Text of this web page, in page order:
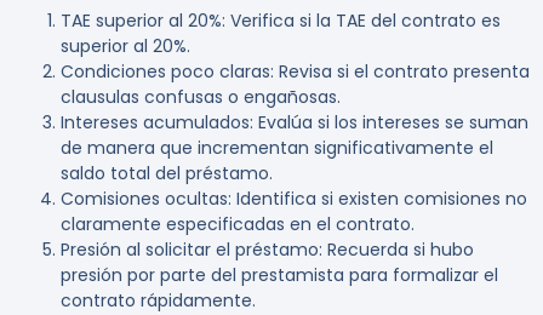
TAE superior al 20%: Verifica si la TAE del contrato es
superior al 20%.
Condiciones poco claras: Revisa si el contrato presenta
clausulas confusas o engañosas.
Intereses acumulados: Evalúa si los intereses se suman
de manera que incrementan significativamente el
saldo total del préstamo.
Comisiones ocultas: Identifica si existen comisiones no
claramente especificadas en el contrato.
Presión al solicitar el préstamo: Recuerda si hubo
presión por parte del prestamista para formalizar el
contrato rápidamente.